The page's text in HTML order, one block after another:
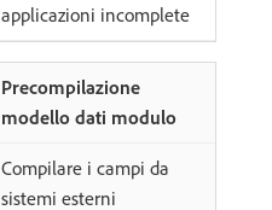
applicazioni incomplete
Precompilazione
modello dati modulo
Compilare i campi da
sistemi esterni